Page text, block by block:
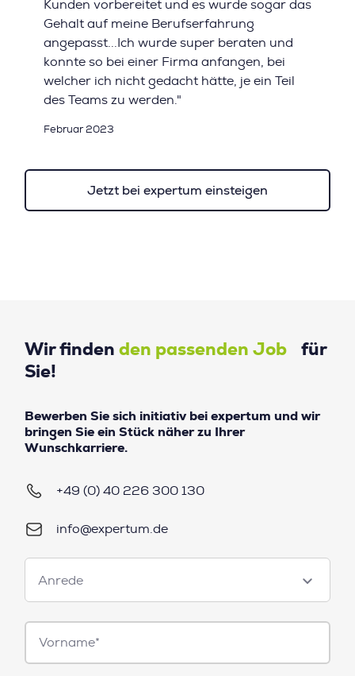
Kunden vorbereitet und es wurde sogar das
Gehalt auf meine Berufserfahrung
angepasst...Ich wurde super beraten und
konnte so bei einer Firma anfangen, bei
welcher ich nicht gedacht hätte, je ein Teil
des Teams zu werden."
Februar 2023
Jetzt bei expertum einsteigen
Wir finden den passenden Job für
Sie!
Bewerben Sie sich initiativ bei expertum und wir
bringen Sie ein Stück näher zu Ihrer
Wunschkarriere.
+49 (0) 40 226 300 130
info@expertum.de
Anrede
Anrede
Vorname*